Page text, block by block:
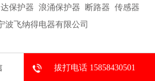
保护器 浪涌保护器 断路器 传感器
波飞纳得电器有限公司
拔打电话 15858430501